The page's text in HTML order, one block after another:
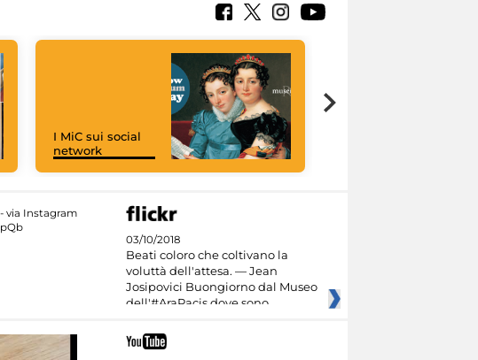
I MiC sui social
network
03/10/2018
Beati coloro che coltivano la
voluttà dell'attesa. — Jean
Josipovici Buongiorno dal Museo
dell'#AraPacis dove sono